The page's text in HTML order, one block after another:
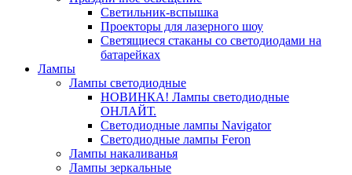
Светильник-вспышка
Проекторы для лазерного шоу
Светящиеся стаканы со светодиодами на
батарейках
Лампы
Лампы светодиодные
НОВИНКА! Лампы светодиодные
ОНЛАЙТ.
Светодиодные лампы Navigator
Светодиодные лампы Feron
Лампы накаливанья
Лампы зеркальные